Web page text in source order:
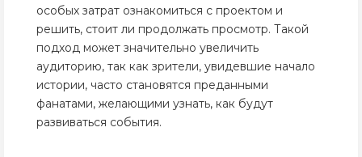
особых затрат ознакомиться с проектом и
решить, стоит ли продолжать просмотр. Такой
подход может значительно увеличить
аудиторию, так как зрители, увидевшие начало
истории, часто становятся преданными
фанатами, желающими узнать, как будут
развиваться события.